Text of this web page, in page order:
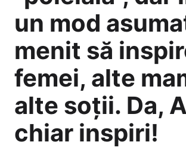
un mod
menit să
femei, alte
alte soții. Da,
chiar inspiri!